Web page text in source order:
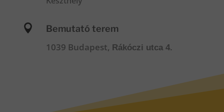
 Bemutató terem
1039 Budapest, Rákóczi utca 4.